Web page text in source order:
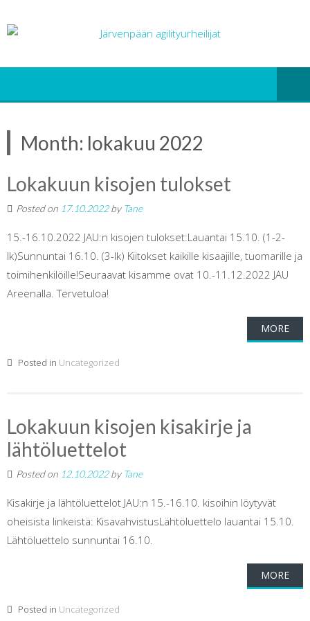
Month: lokakuu 2022
Lokakuun kisojen tulokset
Posted on 17.10.2022by Tane
15.-16.10.2022 JAU:n kisojen tulokset:Lauantai 15.10. (1-2-
lk)Sunnuntai 16.10. (3-lk) Kiitokset kaikille kisaajille, tuomarille ja
toimihenkilöille!Seuraavat kisamme ovat 10.-11.12.2022 JAU
Areenalla. Tervetuloa!
MORE
Posted in Uncategorized
Lokakuun kisojen kisakirje ja
lähtöluettelot
Posted on 12.10.2022by Tane
Kisakirje ja lähtöluettelot JAU:n 15.-16.10. kisoihin löytyvät
oheisista linkeistä: KisavahvistusLähtöluettelo lauantai 15.10.
Lähtöluettelo sunnuntai 16.10.
MORE
Posted in Uncategorized